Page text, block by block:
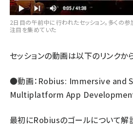
2日目の午前中に行われたセッション。多くの参
注目を集めていた
セッションの動画は以下のリンクか
●動画： Robius: Immersive and
Multiplatform App
最初にRobiusのゴールについて解